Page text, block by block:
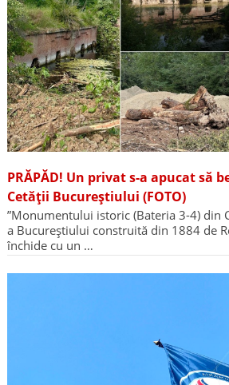
PRĂPĂD! Un privat s-a apucat să
Cetății Bucureștiului (FOTO)
”Monumentului istoric (Bateria 3-4) din
a Bucureștiului construită din 1884 de
închide cu un …